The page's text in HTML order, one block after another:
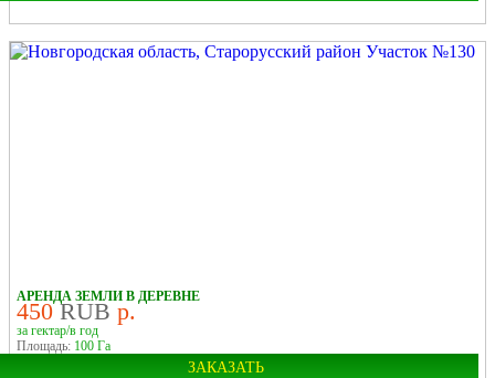
Область:
Новгородская
АРЕНДА ЗЕМЛИ В ДЕРЕВНЕ
450 RUB р.
за гектар/в год
Площадь: 100 Га
ЗАКАЗАТЬ